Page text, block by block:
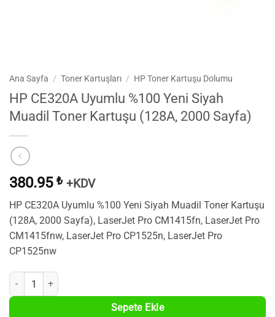
Ana Sayfa / Toner Kartuşları / HP Toner Kartuşu Dolumu
HP CE320A Uyumlu %100 Yeni Siyah
Muadil Toner Kartuşu (128A, 2000 Sayfa)
380.95 ₺ +KDV
HP CE320A Uyumlu %100 Yeni Siyah Muadil Toner Kartuşu
(128A, 2000 Sayfa), LaserJet Pro CM1415fn, LaserJet Pro
CM1415fnw, LaserJet Pro CP1525n, LaserJet Pro
CP1525nw
HP CE320A Uyumlu %100 Yeni Siyah Muadil Toner Kartuşu (128A,
Sepete Ekle